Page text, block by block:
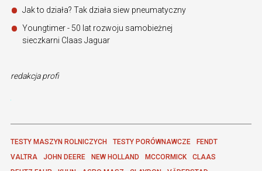
Jak to działa? Tak działa siew pneumatyczny
Youngtimer - 50 lat rozwoju samobieżnej
sieczkarni Claas Jaguar
redakcja profi
TESTY MASZYN ROLNICZYCH TESTY PORÓWNAWCZE
FENDT
VALTRA
JOHN DEERE NEW HOLLAND MCCORMICK
CLAAS